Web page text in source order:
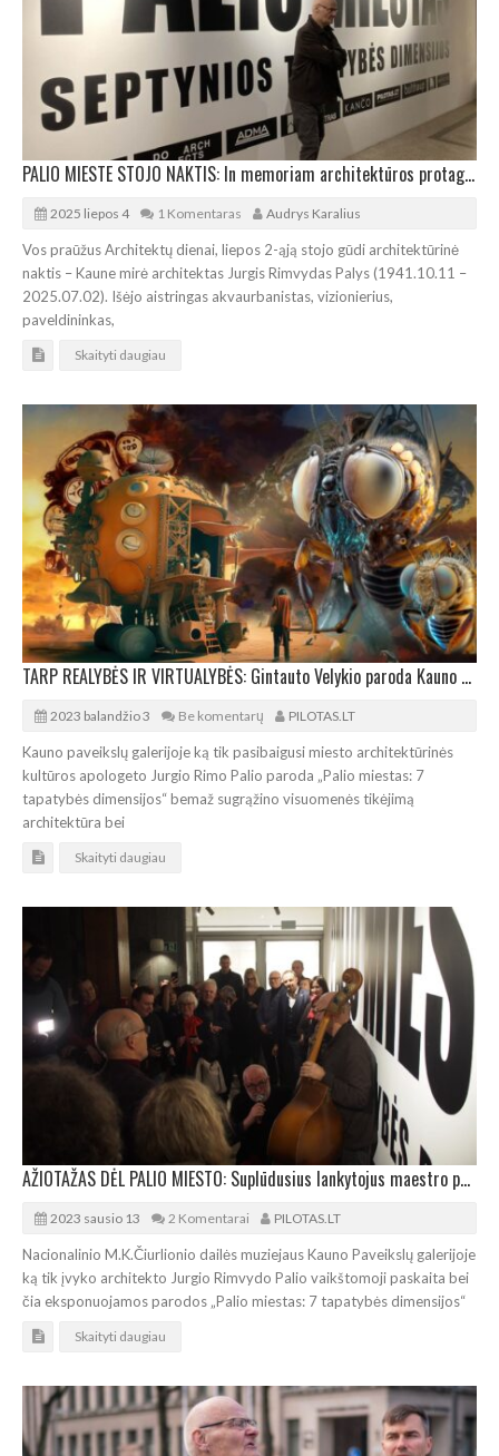
PALIO MIESTE STOJO NAKTIS: In memoriam architektūros protagonistui J.R.P.
2025 liepos 4 1 Komentaras Audrys Karalius
Vos praūžus Architektų dienai, liepos 2-ąją stojo gūdi architektūrinė
naktis – Kaune mirė architektas Jurgis Rimvydas Palys (1941.10.11 –
2025.07.02). Išėjo aistringas akvaurbanistas, vizionierius,
paveldininkas,
Skaityti daugiau
TARP REALYBĖS IR VIRTUALYBĖS: Gintauto Velykio paroda Kauno paveikslų galerijoje
2023 balandžio 3 Be komentarų PILOTAS.LT
Kauno paveikslų galerijoje ką tik pasibaigusi miesto architektūrinės
kultūros apologeto Jurgio Rimo Palio paroda „Palio miestas: 7
tapatybės dimensijos“ bemaž sugrąžino visuomenės tikėjimą
architektūra bei
Skaityti daugiau
AŽIOTAŽAS DĖL PALIO MIESTO: Suplūdusius lankytojus maestro pasitiko kontraboso garsais
2023 sausio 13 2 Komentarai PILOTAS.LT
Nacionalinio M.K.Čiurlionio dailės muziejaus Kauno Paveikslų galerijoje
ką tik įvyko architekto Jurgio Rimvydo Palio vaikštomoji paskaita bei
čia eksponuojamos parodos „Palio miestas: 7 tapatybės dimensijos“
Skaityti daugiau